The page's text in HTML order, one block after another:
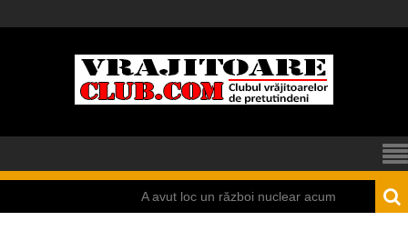
A avut loc un război nuclear acum 5.000 de ani la